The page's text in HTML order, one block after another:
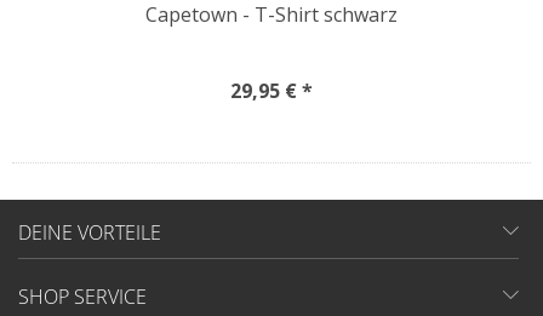
Capetown - T-Shirt schwarz
29,95 € *
DEINE VORTEILE
SHOP SERVICE